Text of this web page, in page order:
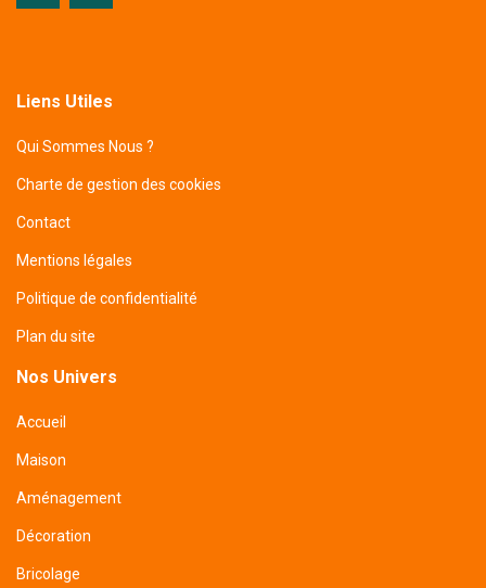
Liens Utiles
Qui Sommes Nous ?
Charte de gestion des cookies
Contact
Mentions légales
Politique de confidentialité
Plan du site
Nos Univers
Accueil
Maison
Aménagement
Décoration
Bricolage